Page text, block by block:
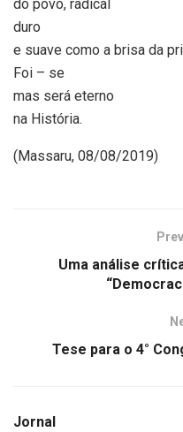
do povo, radical
duro
e suave como a brisa da
Foi – se
mas será eterno
na História.
(Massaru, 08/08/2019)
Uma análise
Tese para o 4°
Jornal